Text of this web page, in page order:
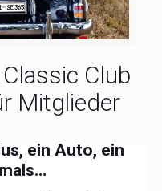
Club
Mitglieder
ein Auto, ein